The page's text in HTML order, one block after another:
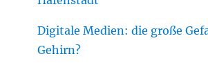
Digitale Medien: die große
Gehirn?